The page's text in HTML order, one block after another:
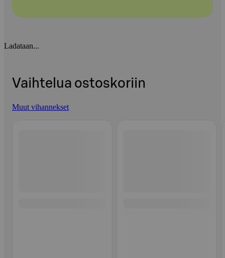
Ladataan...
Vaihtelua ostoskoriin
Muut vihannekset